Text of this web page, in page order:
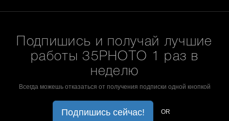
Подпишись и получай лучшие
работы 35PHOTO 1 раз в
неделю
Всегда можешь отказаться от получения подписки одной кнопкой
Подпишись сейчас! OR